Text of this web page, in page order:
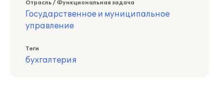
Отрасль / Функциональная задача
Государственное и муниципальное
управление
Теги
бухгалтерия